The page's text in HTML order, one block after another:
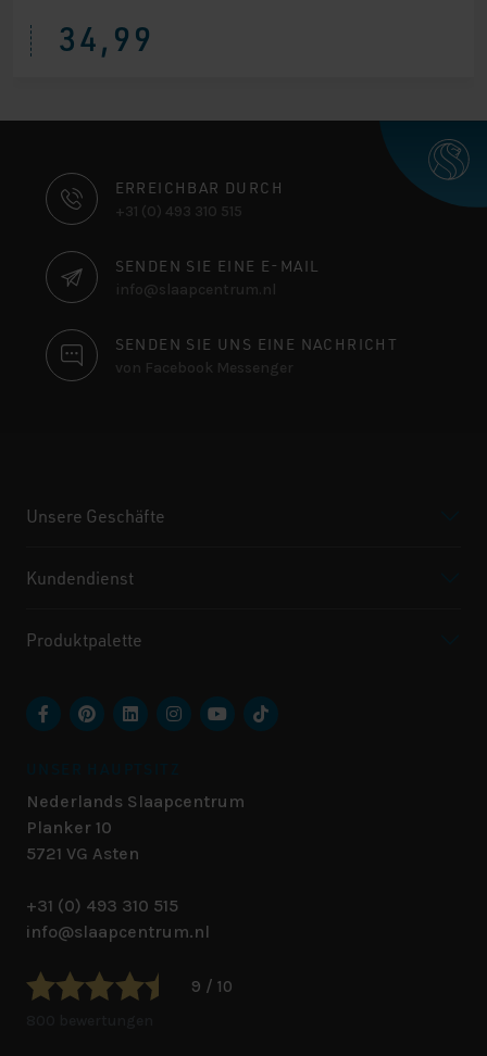
34,99
KONTAKTINFORMATIONEN
ERREICHBAR DURCH
+31 (0) 493 310 515
SENDEN SIE EINE E-MAIL
info@slaapcentrum.nl
SENDEN SIE UNS EINE NACHRICHT
von Facebook Messenger
Unsere Geschäfte
Kundendienst
Produktpalette
Nederlands Slaapcentrum
Planker 10
5721 VG Asten
+31 (0) 493 310 515
info@slaapcentrum.nl
9 / 10